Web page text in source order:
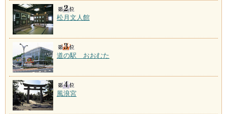
松月文人館
道の駅 おおむた
風浪宮